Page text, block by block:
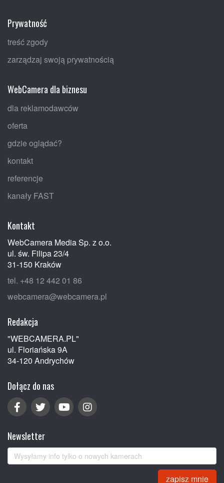
Prywatność
treść zgody
zarządzaj swoją prywatnością
WebCamera dla biznesu
dla reklamodawców
oferta
gdzie oglądać?
kontakt
referencje
kanały FAST
Kontakt
WebCamera Media Sp. z o.o.
ul. św. Filipa 23/4
31-150 Kraków
tel. +48 12 442 01 86
webcamera@webcamera.pl
Redakcja
"WEBCAMERA.PL"
ul. Floriańska 9A
34-120 Andrychów
Dołącz do nas
Newsletter
zapisz mnie